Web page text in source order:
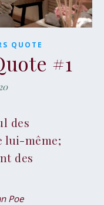
QUOTE
#1
des
lui-même;
des
Poe